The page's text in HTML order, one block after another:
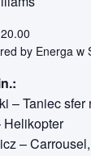
by Energa w
– Taniec
Helikopter
–